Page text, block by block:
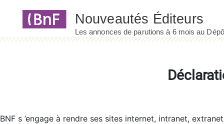
BNF s ’engage à rendre ses sites internet, intranet,